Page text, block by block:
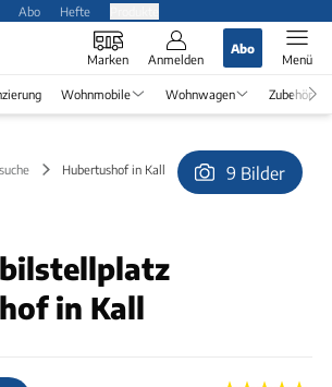
Abo Hefte
Marken Anmelden
Abo
Menü
Wohnmobile Wohnwagen Zubehör
Hubertushof in Kall 9 Bilder
in Kall